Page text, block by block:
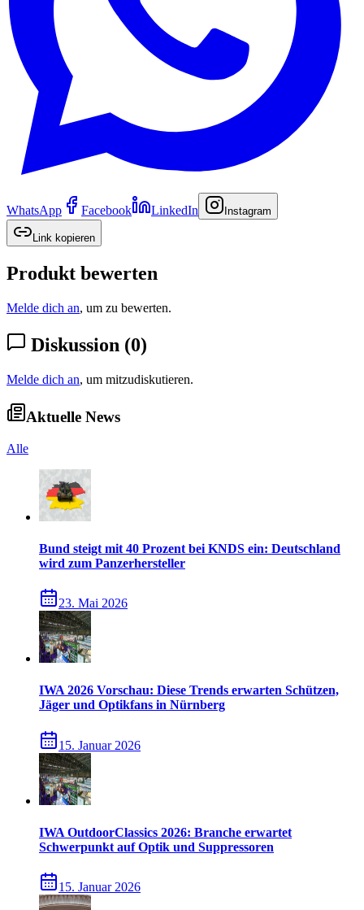
WhatsApp Facebook LinkedIn Instagram
Link kopieren
Produkt bewerten
Melde dich an, um zu bewerten.
Diskussion (0)
Melde dich an, um mitzudiskutieren.
Aktuelle News
Alle
Bund steigt mit 40 Prozent bei KNDS ein: Deutschland
wird zum Panzerhersteller
23. Mai 2026
IWA 2026 Vorschau: Diese Trends erwarten Schützen,
Jäger und Optikfans in Nürnberg
15. Januar 2026
IWA OutdoorClassics 2026: Branche erwartet
Schwerpunkt auf Optik und Suppressoren
15. Januar 2026